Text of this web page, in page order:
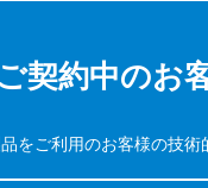
契約中のお
をご利用のお客様の技